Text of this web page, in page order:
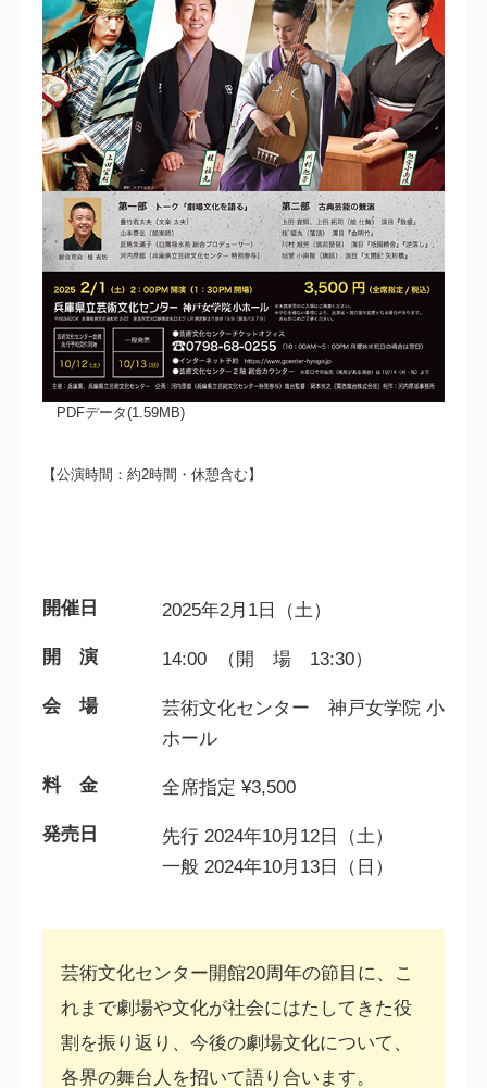
PDFデータ(1.59MB)
【公演時間：約2時間・休憩含む】
開催日 2025年2月1日（土）
開 演 14:00 （開 場 13:30）
会 場
芸術文化センター 神戸女学院 小
ホール
料 金 全席指定 ¥3,500
発売日
先行 2024年10月12日（土）
一般 2024年10月13日（日）
芸術文化センター開館20周年の節目に、こ
れまで劇場や文化が社会にはたしてきた役
割を振り返り、今後の劇場文化について、
各界の舞台人を招いて語り合います。